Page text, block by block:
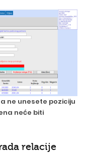
ne unesete poziciju
neće biti
relacije